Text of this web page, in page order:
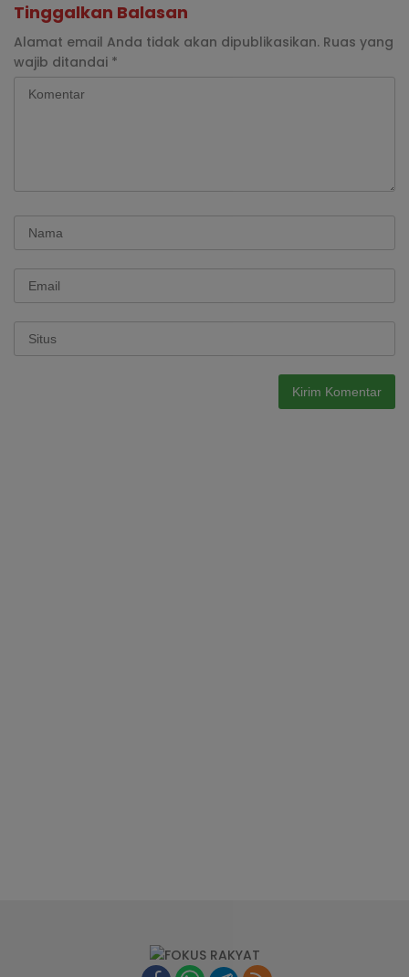
Tinggalkan Balasan
Alamat email Anda tidak akan dipublikasikan. Ruas yang
wajib ditandai *